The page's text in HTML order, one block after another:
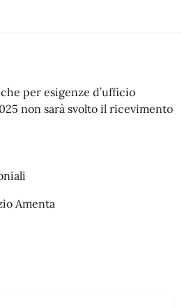
per esigenze d’ufficio
non sarà svolto il ricevimento
Amenta